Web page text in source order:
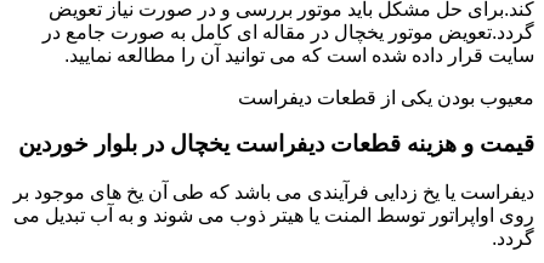
کند.برای حل مشکل باید موتور بررسی و در صورت نیاز تعویض
گردد.تعویض موتور یخچال در مقاله ای کامل به صورت جامع در
سایت قرار داده شده است که می توانید آن را مطالعه نمایید.
معیوب بودن یکی از قطعات دیفراست
قیمت و هزینه قطعات دیفراست یخچال در بلوار خوردین
دیفراست یا یخ زدایی فرآیندی می باشد که طی آن یخ های موجود بر
روی اواپراتور توسط المنت یا هیتر ذوب می شوند و به آب تبدیل می
گردد.